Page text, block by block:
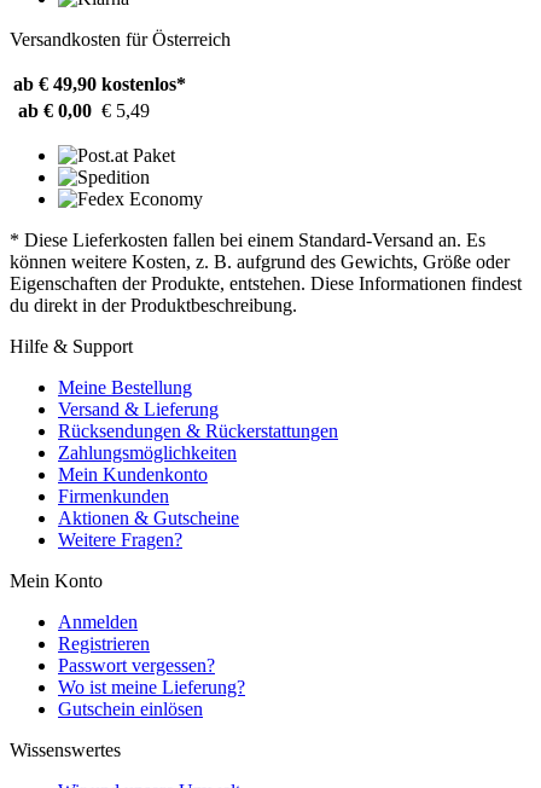
Versandkosten für Österreich
ab € 49,90 kostenlos*
ab € 0,00 € 5,49
* Diese Lieferkosten fallen bei einem Standard-Versand an. Es
können weitere Kosten, z. B. aufgrund des Gewichts, Größe oder
Eigenschaften der Produkte, entstehen. Diese Informationen findest
du direkt in der Produktbeschreibung.
Hilfe & Support
Meine Bestellung
Versand & Lieferung
Rücksendungen & Rückerstattungen
Zahlungsmöglichkeiten
Mein Kundenkonto
Firmenkunden
Aktionen & Gutscheine
Weitere Fragen?
Mein Konto
Anmelden
Registrieren
Passwort vergessen?
Wo ist meine Lieferung?
Gutschein einlösen
Wissenswertes